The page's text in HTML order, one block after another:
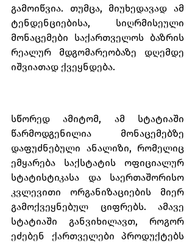
გამოიწვია. თუმცა, მიუხედავად ამ
ტენდენციებისა, სიღრმისეული
მონაცემები საქართველოს ბაზრის
რეალურ მდგომარეობაზე დღემდე
იშვიათად ქვეყნდება.
სწორედ ამიტომ, ამ სტატიაში
წარმოდგენილია მონაცემებზე
დაფუძნებული ანალიზი, რომელიც
ემყარება საქსტატის ოფიციალურ
სტატისტიკასა და საერთაშორისო
კვლევითი ორგანიზაციების მიერ
გამოქვეყნებულ ციფრებს. ამავე
სტატიაში განვიხილავთ, როგორ
ეძებენ ქართველები პროდუქტებს